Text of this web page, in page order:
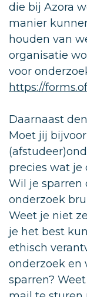
die bij Azora
manier
houden van
organisatie
voor
https://
Daarnaast
Moet jij
precies wat je
Wil je sparren
onderzoek
Weet je niet
je het best
ethisch
onderzoek en
sparren?